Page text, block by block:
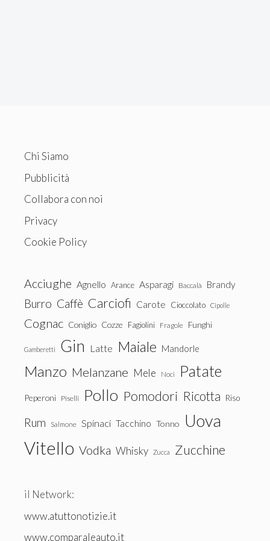
Chi Siamo
Pubblicità
Collabora con noi
Privacy
Cookie Policy
Acciughe Agnello Arance Asparagi Baccalà Brandy
Burro Caffè Carciofi Carote Cioccolato Cipolle
Cognac Coniglio Cozze Fagiolini Fragole Funghi
Gamberetti Gin Latte Maiale Mandorle
Manzo Melanzane Mele Noci Patate
Peperoni Piselli Pollo Pomodori Ricotta Riso
Rum Salmone Spinaci Tacchino Tonno Uova
Vitello Vodka Whisky Zucca Zucchine
il Network:
www.atuttonotizie.it
www.comparaleauto.it